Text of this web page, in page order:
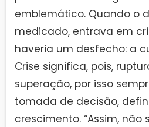
emblemático. Quando o
medicado, entrava em
haveria um desfecho: a
Crise significa, pois,
superação, por isso
tomada de decisão,
crescimento. “Assim, não